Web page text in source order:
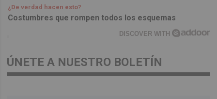
¿De verdad hacen esto?
Costumbres que rompen todos los esquemas
DISCOVER WITH
ÚNETE A NUESTRO BOLETÍN